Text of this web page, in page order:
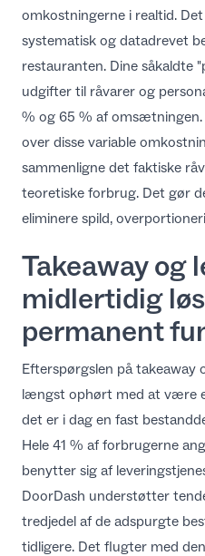
omkostningerne i realtid.
systematisk og datadrevet
restauranten. Dine såkaldte
udgifter til råvarer og
% og 65 % af
over disse variable
sammenligne det faktiske
teoretiske forbrug. Det gør
eliminere spild,
Takeaway og
midlertidig
permanent
Efterspørgslen på takeaway
længst ophørt med at være
det er i dag en fast
Hele 41 % af forbrugerne
benytter sig af
DoorDash understøtter
tredjedel af de adspurgte
tidligere. Det flugter med